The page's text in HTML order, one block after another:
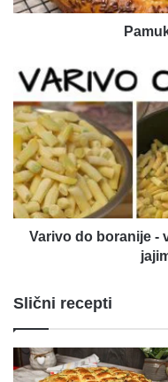
Varivo
do
boranije
-
video
-
bez
zaprške,
zdravo,
Varivo do boranije -
Slični recepti